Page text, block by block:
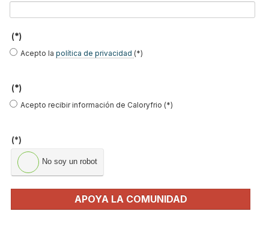
.
MÁS ACTUALIDAD
Protagonistas del sector
Boletines de Actualidad
(*)
Acepto la política de privacidad (*)
(*)
Acepto recibir información de Caloryfrio (*)
(*)
No soy un robot
APOYA LA COMUNIDAD